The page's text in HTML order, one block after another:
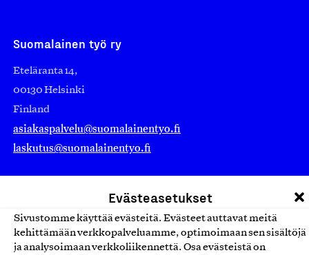
Evästeasetukset
Sivustomme käyttää evästeitä. Evästeet auttavat meitä
kehittämään verkkopalveluamme, optimoimaan sen sisältöjä
ja analysoimaan verkkoliikennettä. Osa evästeistä on
Suomalainen työ ry
Eteläranta 14,
00130 Helsinki
Finland
asiakaspalvelu@suomalainentyo.fi
laskutus@suomalainentyo.fi
Avainlippu